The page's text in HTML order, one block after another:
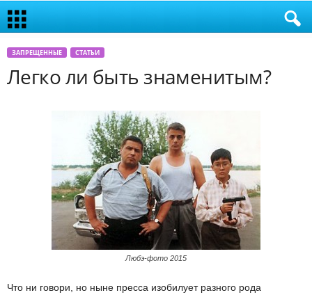
ЗАПРЕЩЕННЫЕ СТАТЬИ
Легко ли быть знаменитым?
Любэ-фото 2015
Что ни говори, но ныне пресса изобилует разного рода